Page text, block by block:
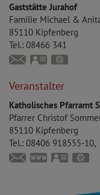
Gaststätte Jurahof
Familie Michael &
85110 Kipfenberg
Tel.: 08466 341
vCard
Veranstalter
Katholisches Pfarramt
Pfarrer Christof
85110 Kipfenberg
Tel.: 08406 918555-10
vCard